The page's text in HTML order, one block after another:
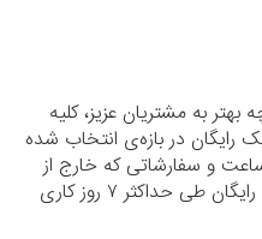
به مشتریان عزیز، کلیه
رایگان در بازه‌ی انتخاب شده
شما، حداکثر طی ۲۴ ساعت و سفارشاتی که خارج از
شهر تهران می‌باشند با پست رایگان طی حداکثر ۷ روز کاری